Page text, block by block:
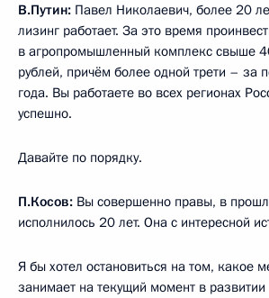
В.Путин: Павел Николаевич, более 20
лизинг работает. За это время
в агропромышленный комплекс свыше
рублей, причём более одной трети – за
года. Вы работаете во всех регионах
успешно.
Давайте по порядку.
П.Косов: Вы совершенно правы, в
исполнилось 20 лет. Она с интересной
Я бы хотел остановиться на том, какое
занимает на текущий момент в развитии